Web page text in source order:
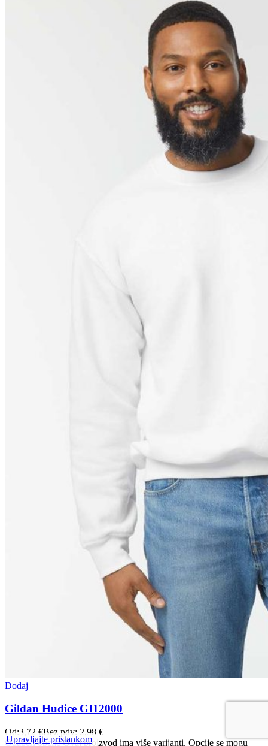
Dodaj
Gildan Hudice GI12000
Od:3,72 €Bez pdv: 2,98 €
Odaberi opcije Ovaj proizvod ima više varijanti. Opcije se mogu
Upravljajte pristankom